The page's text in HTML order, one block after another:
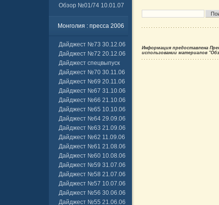
Обзор №01/74 10.01.07
Монголия : пресса 2006
Дайджест №73 30.12.06
Дайджест №72 20.12.06
Дайджест спецвыпуск
Дайджест №70 30.11.06
Дайджест №69 20.11.06
Дайджест №67 31.10.06
Дайджест №66 21.10.06
Дайджест №65 10.10.06
Дайджест №64 29.09.06
Дайджест №63 21.09.06
Дайджест №62 11.09.06
Дайджест №61 21.08.06
Дайджест №60 10.08.06
Дайджест №59 31.07.06
Дайджест №58 21.07.06
Дайджест №57 10.07.06
Дайджест №56 30.06.06
Дайджест №55 21.06.06
Информация предоставлена
использовании материалов